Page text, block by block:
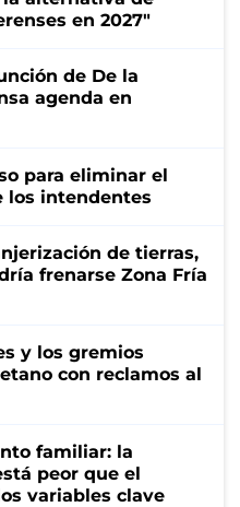
en 2027"
de De la
agenda en
para eliminar el
los intendentes
de tierras,
frenarse Zona Fría
y los gremios
con reclamos al
familiar: la
peor que el
variables clave